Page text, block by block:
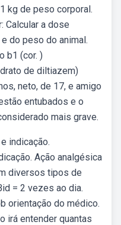
kg de peso corporal.
Calcular a dose
do peso do animal.
b1 (cor. )
de diltiazem)
neto, de 17, e amigo
entubados e o
mais grave.
indicação.
Ação analgésica
diversos tipos de
= 2 vezes ao dia.
orientação do médico.
irá entender quantas